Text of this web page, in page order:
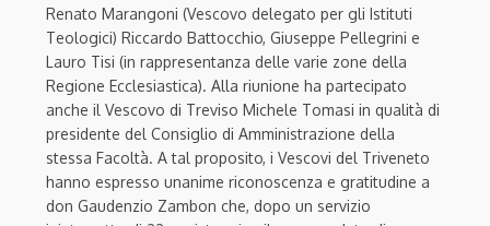
Renato Marangoni (Vescovo delegato per gli Istituti
Teologici) Riccardo Battocchio, Giuseppe Pellegrini e
Lauro Tisi (in rappresentanza delle varie zone della
Regione Ecclesiastica). Alla riunione ha partecipato
anche il Vescovo di Treviso Michele Tomasi in qualità di
presidente del Consiglio di Amministrazione della
stessa Facoltà. A tal proposito, i Vescovi del Triveneto
hanno espresso unanime riconoscenza e gratitudine a
don Gaudenzio Zambon che, dopo un servizio